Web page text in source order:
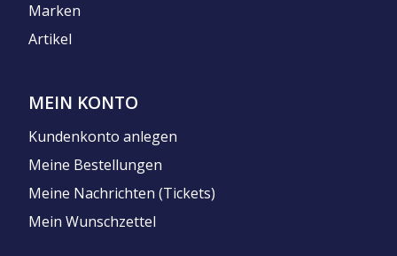
Marken
Artikel
MEIN KONTO
Kundenkonto anlegen
Meine Bestellungen
Meine Nachrichten (Tickets)
Mein Wunschzettel